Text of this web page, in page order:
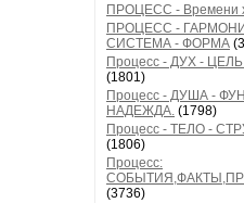
ПРОЦЕСС - Времени
ПРОЦЕСС -
СИСТЕМА - ФОРМА
Процесс - ДУХ -
(1801)
Процесс - ДУША -
НАДЕЖДА. (1798)
Процесс - ТЕЛО -
(1806)
Процесс:
(3736)